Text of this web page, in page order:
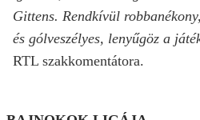
Gittens. Rendkívül
és gólveszélyes, lenyűgöz a
RTL szakkomentátora.